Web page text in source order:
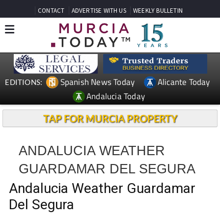
CONTACT ADVERTISE WITH US WEEKLY BULLETIN
EDITIONS: Spanish News Today
Alicante Today
Andalucia Today
TAP FOR MURCIA PROPERTY
ANDALUCIA WEATHER
GUARDAMAR DEL SEGURA
Andalucia Weather Guardamar
Del Segura